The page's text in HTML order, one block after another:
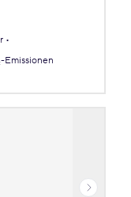
Emissionen